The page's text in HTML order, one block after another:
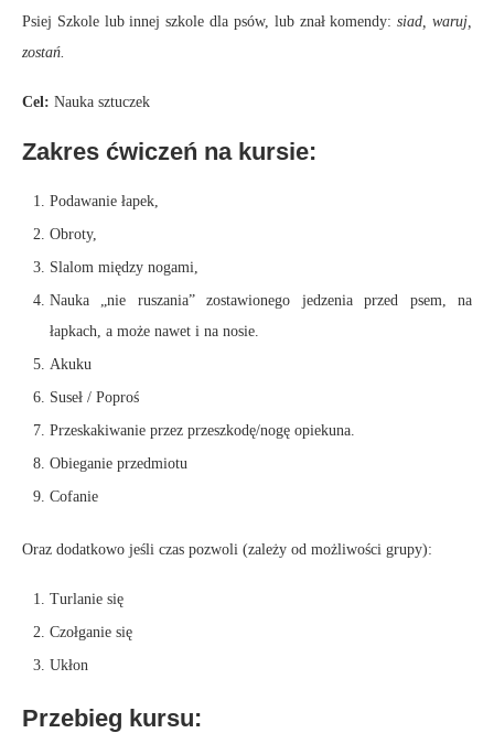
Psiej Szkole lub innej szkole dla psów, lub znał komendy: siad, waruj,
zostań.
Cel: Nauka sztuczek
Zakres ćwiczeń na kursie:
Podawanie łapek,
Obroty,
Slalom między nogami,
Nauka „nie ruszania” zostawionego jedzenia przed psem, na
łapkach, a może nawet i na nosie.
Akuku
Suseł / Poproś
Przeskakiwanie przez przeszkodę/nogę opiekuna.
Obieganie przedmiotu
Cofanie
Oraz dodatkowo jeśli czas pozwoli (zależy od możliwości grupy):
Turlanie się
Czołganie się
Ukłon
Przebieg kursu: